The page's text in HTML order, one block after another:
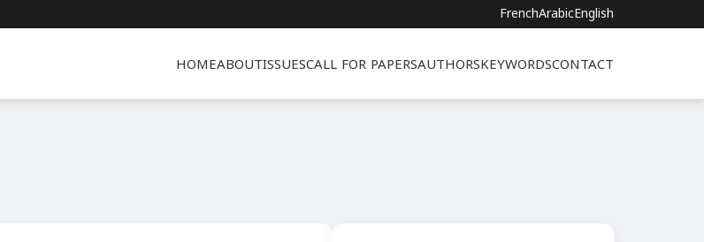
FrenchArabicEnglish
HOMEABOUTISSUESCALL FOR PAPERSAUTHORSKEYWORDSCONTACT